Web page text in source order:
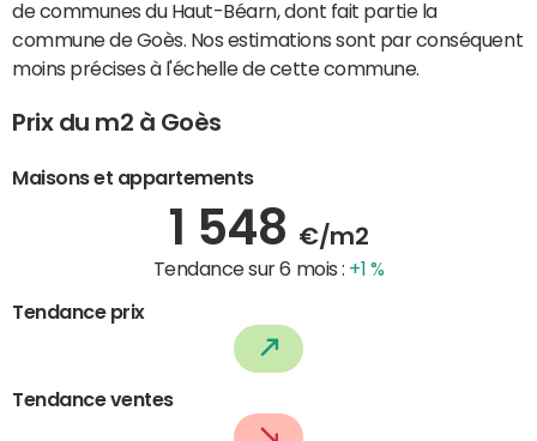
de communes du Haut-Béarn, dont fait partie la
commune de Goès. Nos estimations sont par conséquent
moins précises à l'échelle de cette commune.
Prix du m2 à Goès
Maisons et appartements
1 548 €/m2
Tendance sur 6 mois : +1 %
Tendance prix
Tendance ventes